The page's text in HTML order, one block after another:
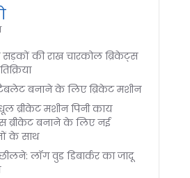
सड़कों की राख चारकोल ब्रिकेट्स
बनाने के लिए ब्रिकेट मशीन
ब्रीकेट मशीन पिनी काय
ब्रीकेट बनाने के लिए नई
के साथ
लॉग वुड डिबार्कर का जादू